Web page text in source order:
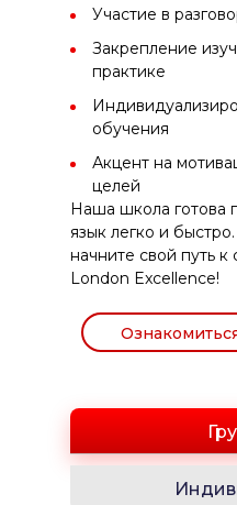
Участие в
Закрепление
практике
обучения
Акцент на
целей
Наша школа готова
язык легко и
начните свой путь
London Excellence!